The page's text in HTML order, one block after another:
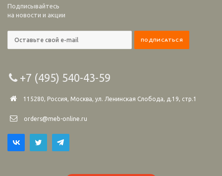
Подписывайтесь
на новости и акции
+7 (495) 540-43-59
115280, Россия, Москва, ул. Ленинская Слобода, д.19, стр.1
orders@meb-online.ru